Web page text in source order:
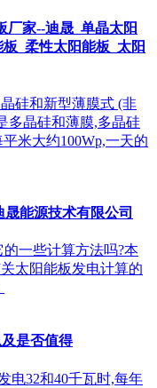
厂家--迪晟_单晶太阳
_柔性太阳能板_太阳
硅和新型薄膜式 (非
多晶硅和薄膜,多晶硅
米大约100Wp,一天的
能源技术有限公司
一些计算方法吗?本
太阳能板发电计算的
是否值得
电32和40千瓦时,每年